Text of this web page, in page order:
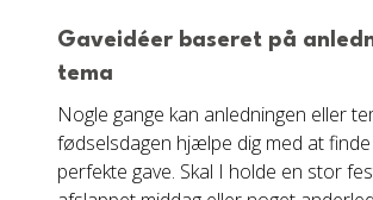
Gaveidéer baseret på
tema
Nogle gange kan anledningen eller
fødselsdagen hjælpe dig med at
perfekte gave. Skal I holde en stor